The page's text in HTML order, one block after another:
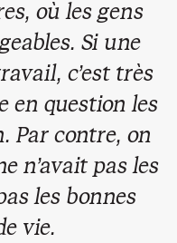
où les gens
Si une
c’est très
en question les
Par contre, on
n’avait pas les
les bonnes
vie.